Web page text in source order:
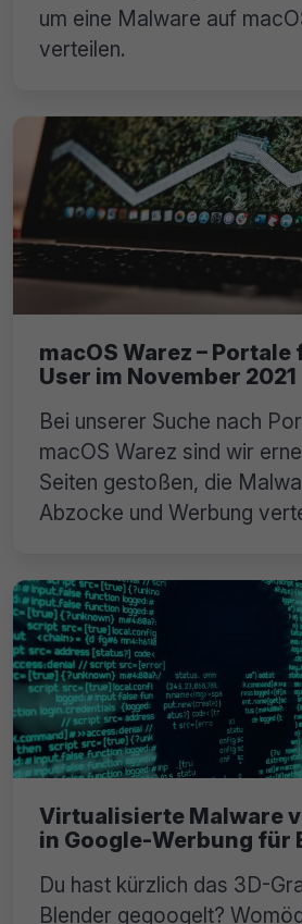
um eine Malware auf
verteilen.
macOS Warez –
User im November 2021
Bei unserer Suche nach
macOS Warez sind wir
Seiten gestoßen, die
Abzocke und Werbung
Virtualisierte Malware
in Google-Werbung für
Du hast kürzlich das 3D-
Blender gegoogelt?